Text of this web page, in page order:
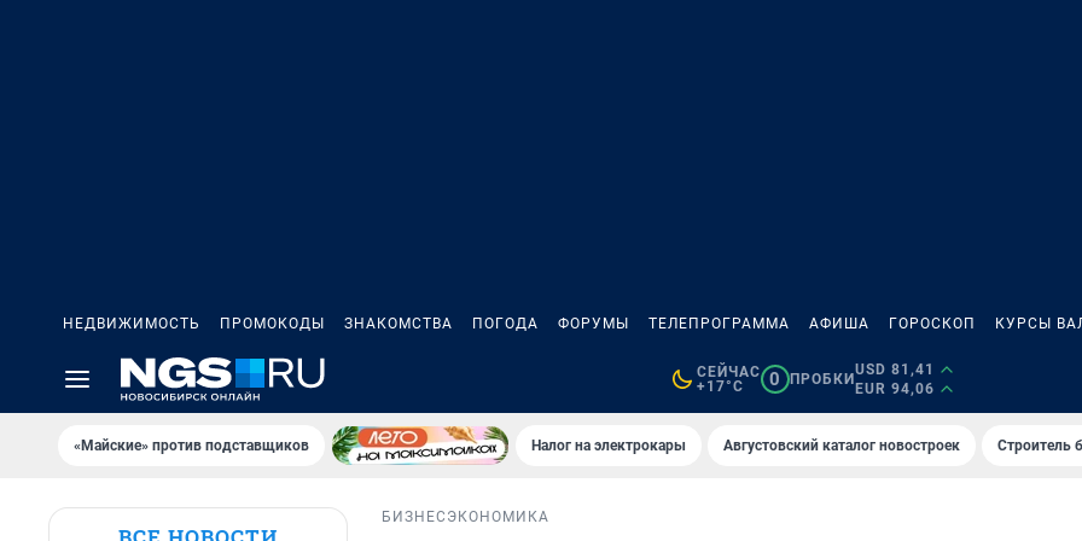
НЕДВИЖИМОСТЬ ПРОМОКОДЫ ЗНАКОМСТВА ПОГОДА ФОРУМЫ ТЕЛЕПРОГРАММА АФИША ГОРОСКОП КУРСЫ
СЕЙЧАС
+17°C
0 ПРОБКИ
USD 81,41
EUR 94,06
«Майские» против подставщиков Налог на электрокары Августовский каталог новостроек Строитель
БИЗНЕС ЭКОНОМИКА